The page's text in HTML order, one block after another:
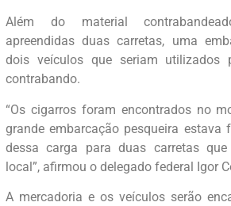
Além do material
apreendidas duas carretas, uma
dois veículos que seriam utilizados
contrabando.
“Os cigarros foram encontrados no
grande embarcação pesqueira estava
dessa carga para duas carretas
local”, afirmou o delegado federal Igor
A mercadoria e os veículos serão